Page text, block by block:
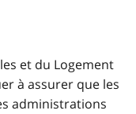
et du Logement
à assurer que les
administrations